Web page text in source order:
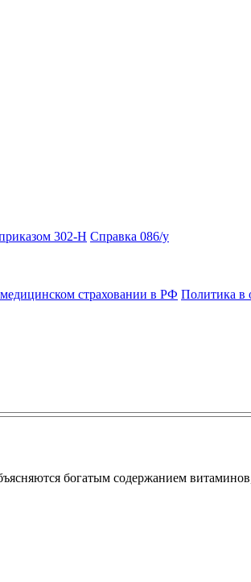
302-Н Справка 086/у
страховании в РФ Политика в
богатым содержанием